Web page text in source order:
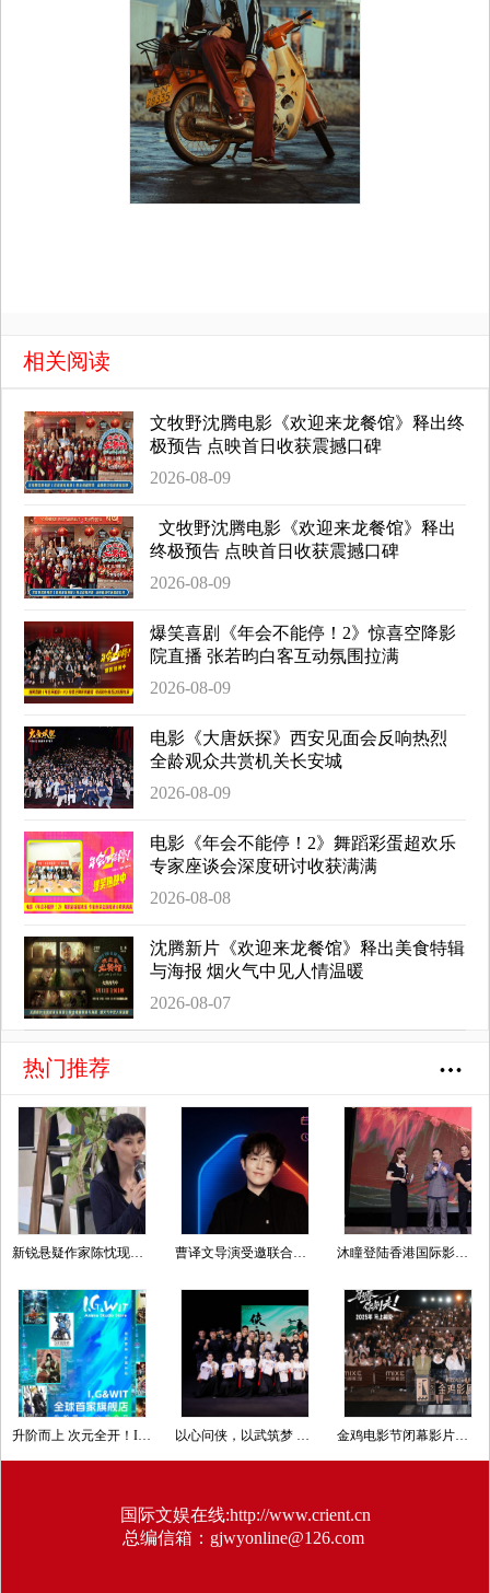
相关阅读
文牧野沈腾电影《欢迎来龙餐馆》释出终
极预告 点映首日收获震撼口碑
2026-08-09
文牧野沈腾电影《欢迎来龙餐馆》释出
终极预告 点映首日收获震撼口碑
2026-08-09
爆笑喜剧《年会不能停！2》惊喜空降影
院直播 张若昀白客互动氛围拉满
2026-08-09
电影《大唐妖探》西安见面会反响热烈
全龄观众共赏机关长安城
2026-08-09
电影《年会不能停！2》舞蹈彩蛋超欢乐
专家座谈会深度研讨收获满满
2026-08-08
沈腾新片《欢迎来龙餐馆》释出美食特辑
与海报 烟火气中见人情温暖
2026-08-07
热门推荐
曹译文导演受邀联合国AI for Good全球峰会 以AI影像传递向善力量
国际文娱在线:http://www.crient.cn
总编信箱：gjwyonline@126.com